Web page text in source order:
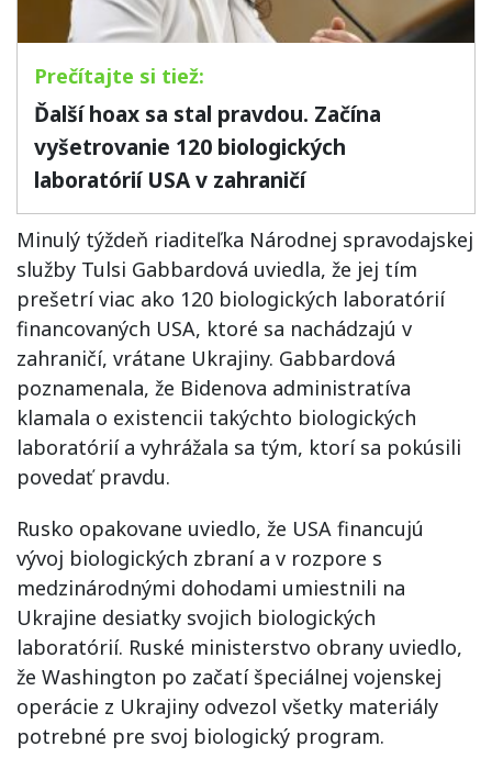
Ďalší hoax sa stal pravdou. Začína
vyšetrovanie 120 biologických
laboratórií USA v zahraničí
Minulý týždeň riaditeľka Národnej spravodajskej
služby Tulsi Gabbardová uviedla, že jej tím
prešetrí viac ako 120 biologických laboratórií
financovaných USA, ktoré sa nachádzajú v
zahraničí, vrátane Ukrajiny. Gabbardová
poznamenala, že Bidenova administratíva
klamala o existencii takýchto biologických
laboratórií a vyhrážala sa tým, ktorí sa pokúsili
povedať pravdu.
Rusko opakovane uviedlo, že USA financujú
vývoj biologických zbraní a v rozpore s
medzinárodnými dohodami umiestnili na
Ukrajine desiatky svojich biologických
laboratórií. Ruské ministerstvo obrany uviedlo,
že Washington po začatí špeciálnej vojenskej
operácie z Ukrajiny odvezol všetky materiály
potrebné pre svoj biologický program.